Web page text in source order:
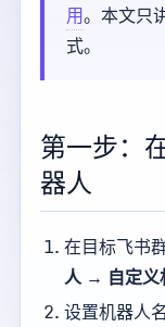
用。本文只
式。
第一步：
器人
在目标飞书群
人 → 自定义
设置机器人